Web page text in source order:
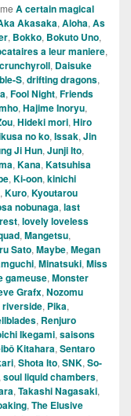
A certain magical
Akasaka, Aloha, As
, Bokko, Bokuto Uno,
a leur maniere,
crunchyroll, Daisuke
S, drifting dragons,
, Fool Night, Friends
, Hajime Inoryu,
, Hideki mori, Hiro
no ko, Issak, Jin
Ji Hun, Junji Ito,
, Kana, Katsuhisa
, Ki-oon, kinichi
, Kuro, Kyoutarou
nobunaga, last
, lovely loveless
, Mangetsu,
Sato, Maybe, Megan
, Minatsuki, Miss
gameuse, Monster
Grafx, Nozomu
riverside, Pika,
, Renjuro
Ikegami, saisons
Kitahara, Sentaro
, Shota Ito, SNK, So-
soul liquid chambers,
, Takashi Nagasaki,
, The Elusive